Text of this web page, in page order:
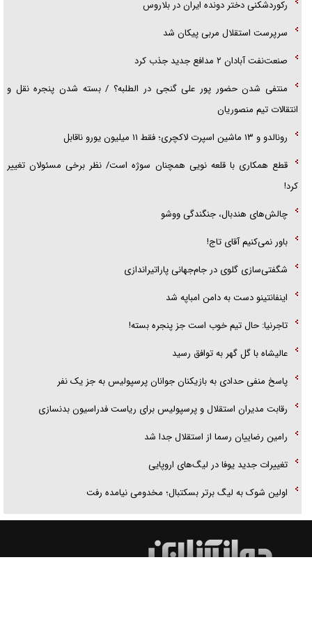
رکوردشکنی دختر دونده ایران در بلاروس
سرپرست استقلال مربی پیکان شد
صنعت‌نفت آبادان ۲ مدافع جدید جذب کرد
منتفی شدن حضور پور علی گنجی در الطلبه؟ / بسته شدن پنجره نقل و
انتقالات تیم منصوریان
رونالدو و ۱۳ ماشین اسپرت لاکچری؛ فقط ۱۱ میلیون یورو ناقابل
قطع همکاری با قلعه نویی همچنان سوژه است/ نظر برخی مسئولان تغییر
کرد!
چالش‌های هندبال، جنگندگی ووشو
باور نمی‌کنیم آقای تاج!
شگفتی‌سازی گلوی در جام‌جهانی پاراتیراندازی
اینفانتینو دست به دامن امباپه شد
تاجرنیا: حال تیم خوب است جز پنجره بسته!
عالیشاه با گل گهر به توافق رسید
پاسخ منفی حدادی به بازیکنان جوانان پرسپولیس به جز یک نفر
رقابت مدیران استقلال و پرسپولیس برای ریاست فدراسیون بدنسازی
رامین رضاییان رسما از استقلال جدا شد
تغییرات جدید یوفا در لیگ‌های اروپایی
اولین شوک به لیگ برتر بسکتبال؛ مخدومی نیامده رفت